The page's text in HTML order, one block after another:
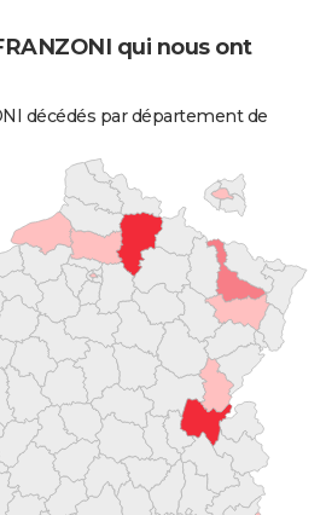
qui nous ont
décédés par département de